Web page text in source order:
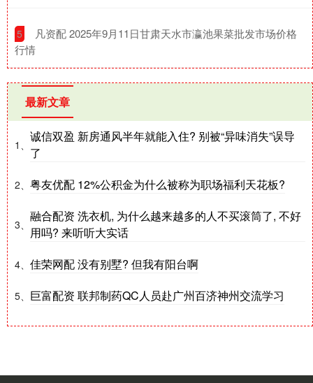
5
​凡资配 2025年9月11日甘肃天水市瀛池果菜批发市场价格
行情
最新文章
1、
诚信双盈 新房通风半年就能入住? 别被“异味消失”误导
了
2、 粤友优配 12%公积金为什么被称为职场福利天花板?
3、
融合配资 洗衣机, 为什么越来越多的人不买滚筒了, 不好
用吗? 来听听大实话
4、 佳荣网配 没有别墅? 但我有阳台啊
5、 巨富配资 联邦制药QC人员赴广州百济神州交流学习